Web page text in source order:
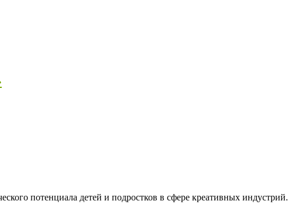
потенциала детей и подростков в сфере креативных индустрий.